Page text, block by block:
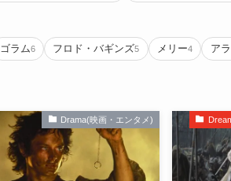
ゴラム6 フロド・バギンズ5 メリー4 ア
Drama(映画・エンタメ)